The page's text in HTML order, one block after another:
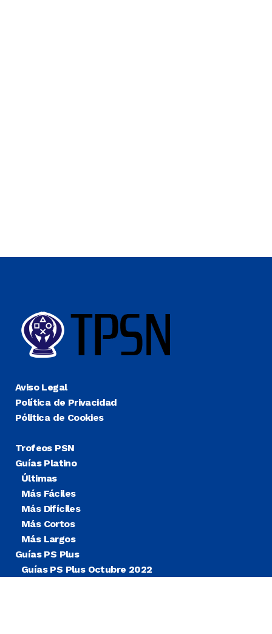
Aviso Legal
Política de Privacidad
Pólitica de Cookies
Trofeos PSN
Guías Platino
Últimas
Más Fáciles
Más Difíciles
Más Cortos
Más Largos
Guías PS Plus
Guías PS Plus Octubre 2022